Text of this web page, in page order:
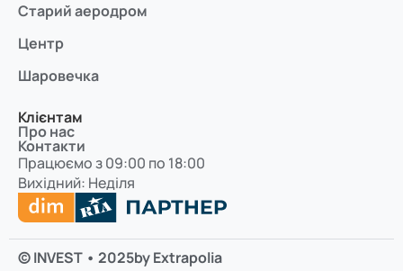
Старий аеродром
Центр
Шаровечка
Клієнтам
Про нас
Контакти
Працюємо з 09:00 по 18:00
Вихідний: Неділя
© INVEST • 2025by Extrapolia